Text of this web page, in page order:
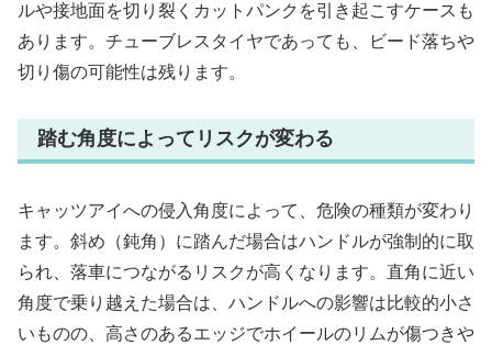
ルや接地面を切り裂くカットパンクを引き起こすケースも
あります。チューブレスタイヤであっても、ビード落ちや
切り傷の可能性は残ります。
踏む角度によってリスクが変わる
キャッツアイへの侵入角度によって、危険の種類が変わり
ます。斜め（鈍角）に踏んだ場合はハンドルが強制的に取
られ、落車につながるリスクが高くなります。直角に近い
角度で乗り越えた場合は、ハンドルへの影響は比較的小さ
いものの、高さのあるエッジでホイールのリムが傷つきや